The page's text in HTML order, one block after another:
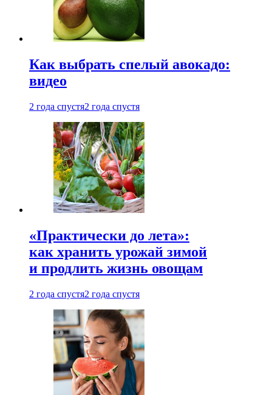
Как выбрать спелый авокадо:
видео
2 года спустя2 года спустя
«Практически до лета»:
как хранить урожай зимой
и продлить жизнь овощам
2 года спустя2 года спустя